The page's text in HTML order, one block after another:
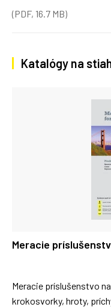
(PDF, 16.7 MB)
Katalógy na
Meracie
Meracie príslušenstvo
krokosvorky, hroty,